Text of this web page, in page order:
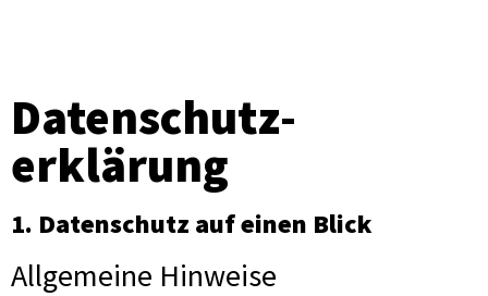
Datenschutz­
erklärung
1. Datenschutz auf einen Blick
Allgemeine Hinweise